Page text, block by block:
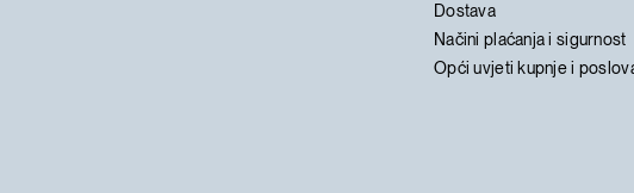
Dostava
Načini plaćanja i sigurnost
Opći uvjeti kupnje i